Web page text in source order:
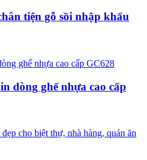
tiện gỗ sồi nhập khẩu
dòng ghế nhựa cao cấp